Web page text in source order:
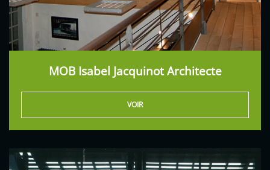
MOB Isabel Jacquinot Architecte
VOIR